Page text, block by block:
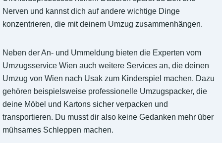
Nerven und kannst dich auf andere wichtige Dinge
konzentrieren, die mit deinem Umzug zusammenhängen.
Neben der An- und Ummeldung bieten die Experten vom
Umzugsservice Wien auch weitere Services an, die deinen
Umzug von Wien nach Usak zum Kinderspiel machen. Dazu
gehören beispielsweise professionelle Umzugspacker, die
deine Möbel und Kartons sicher verpacken und
transportieren. Du musst dir also keine Gedanken mehr über
mühsames Schleppen machen.